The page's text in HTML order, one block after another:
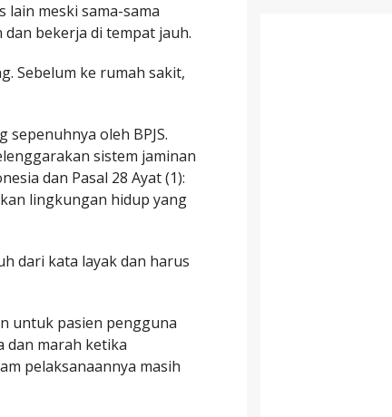
meski sama-sama
bekerja di tempat jauh.
Sebelum ke rumah sakit,
oleh BPJS.
sistem jaminan
dan Pasal 28 Ayat (1):
lingkungan hidup yang
dari kata layak dan harus
untuk pasien pengguna
dan marah ketika
pelaksanaannya masih